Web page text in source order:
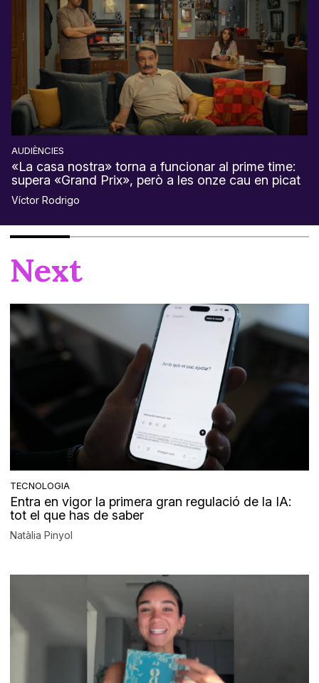
AUDIÈNCIES
«La casa nostra» torna a funcionar al prime time:
supera «Grand Prix», però a les onze cau en picat
Víctor Rodrigo
Next
TECNOLOGIA
Entra en vigor la primera gran regulació de la IA:
tot el que has de saber
Natàlia Pinyol